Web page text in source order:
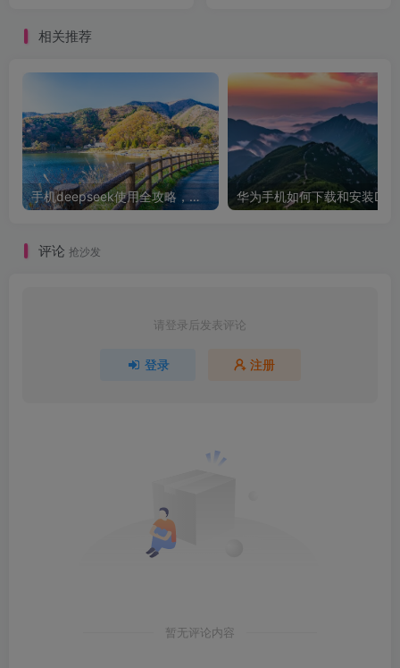
相关推荐
手机deepseek使用全攻略，轻松实现画图与炒股功能
评论 抢沙发
请登录后发表评论
登录 注册
暂无评论内容